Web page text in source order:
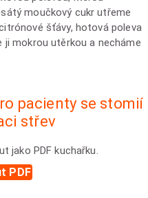
moučkový cukr utřeme
šťávy, hotová poleva
ji mokrou utěrkou a necháme
pacienty se stomií
střev
jako PDF kuchařku.
PDF